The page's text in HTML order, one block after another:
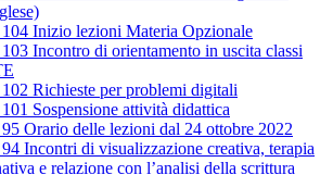
Inizio lezioni Materia Opzionale
Incontro di orientamento in uscita classi
Richieste per problemi digitali
Sospensione attività didattica
Orario delle lezioni dal 24 ottobre 2022
Incontri di visualizzazione creativa, terapia
e relazione con l’analisi della scrittura